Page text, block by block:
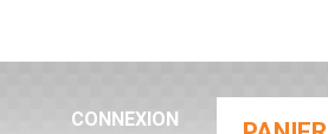
CONNEXION